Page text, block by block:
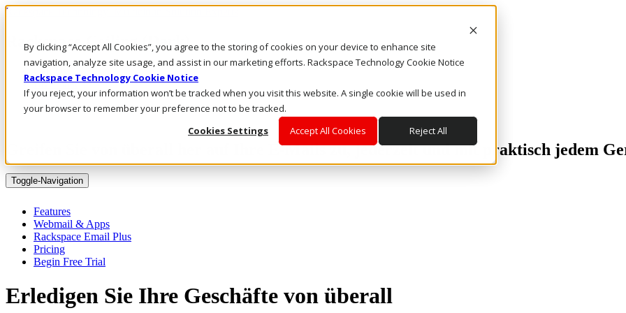
By clicking “Accept All Cookies”, you agree to the storing of cookies on your device to enhance site
navigation, analyze site usage, and assist in our marketing efforts. Rackspace Technology Cookie Notice
Rackspace Technology Cookie Notice
If you reject, your information won’t be tracked when you visit this website. A single cookie will be used in
your browser to remember your preference not to be tracked.
Cookies Settings
Accept All Cookies Reject All
Rackspace Technology: Multicloud Solution Experts
Rackspace Ceiling (Dark)
Call Us
Live Chat
Email Us
Greifen Sie von überall her auf Ihre E-Mails zu, jederzeit und mit praktisch jedem
Toggle-Navigation
Features
Webmail & Apps
Rackspace Email Plus
Pricing
Begin Free Trial
Erledigen Sie Ihre Geschäfte von überall